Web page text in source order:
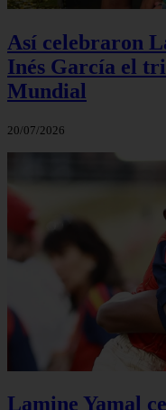
Así celebraron
Inés García el
Mundial
20/07/2026
Lamine Yamal